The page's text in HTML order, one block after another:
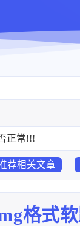
正常!!!
荐相关文章
格式